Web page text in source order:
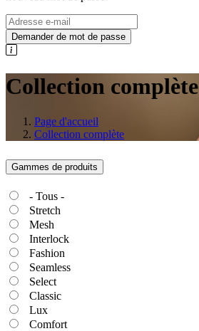
Demander de mot de passe
Collection complète
Page d'accueil
Collection complète
Gammes de produits
- Tous -
Stretch
Mesh
Interlock
Fashion
Seamless
Select
Classic
Lux
Comfort